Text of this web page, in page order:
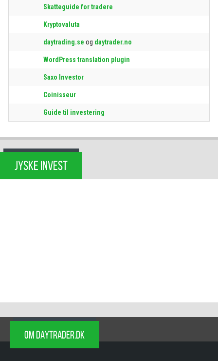
Skatteguide for tradere
Kryptovaluta
daytrading.se og daytrader.no
WordPress translation plugin
Saxo Investor
Coinisseur
Guide til investering
JYSKE INVEST
OM DAYTRADER.DK